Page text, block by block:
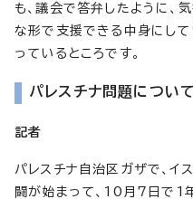
も、議会で答弁したように、
な形で支援できる中身にし
っているところです。
パレスチナ問題について
記者
パレスチナ自治区ガザで、イ
闘が始まって、10月7日で1